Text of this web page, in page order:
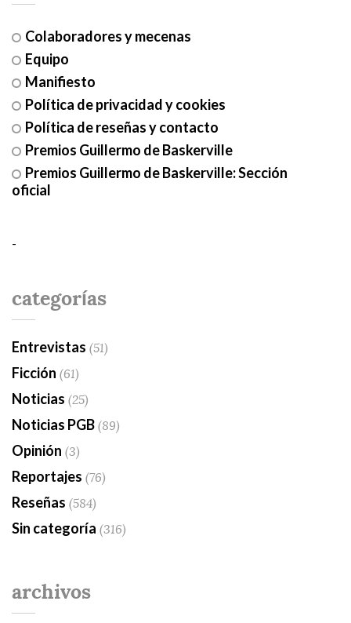
Colaboradores y mecenas
Equipo
Manifiesto
Política de privacidad y cookies
Política de reseñas y contacto
Premios Guillermo de Baskerville
Premios Guillermo de Baskerville: Sección
oficial
-
categorías
Entrevistas (51)
Ficción (61)
Noticias (25)
Noticias PGB(89)
Opinión (3)
Reportajes (76)
Reseñas (584)
Sin categoría (316)
archivos